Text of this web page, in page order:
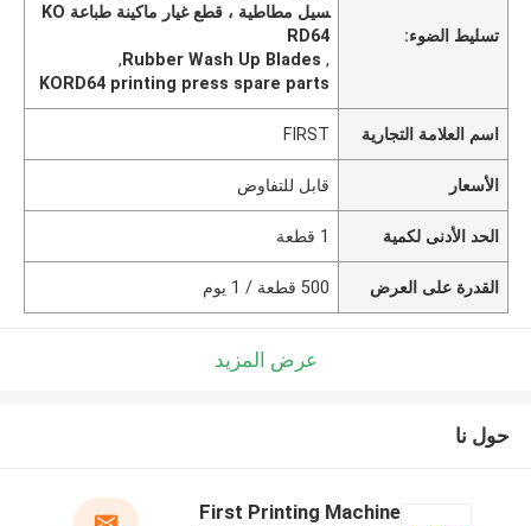
تسليط الضوء:
سيل مطاطية ، قطع غيار ماكينة طباعة KO
RD64
,
Rubber Wash Up Blades
,
KORD64 printing press spare parts
اسم العلامة التجارية FIRST
الأسعار قابل للتفاوض
الحد الأدنى لكمية 1 قطعة
القدرة على العرض 500 قطعة / 1 يوم
عرض المزيد
حول نا
First Printing Machine